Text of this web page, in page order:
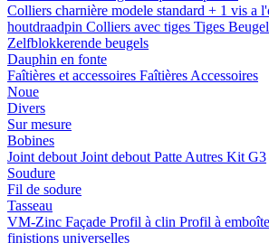
Colliers charnière modele standard + 1 vis a
houtdraadpin Colliers avec tiges Tiges
Zelfblokkerende beugels
Dauphin en fonte
Faîtières et accessoires Faîtières Accessoires
Noue
Divers
Sur mesure
Bobines
Joint debout Joint debout Patte Autres Kit G3
Soudure
Fil de sodure
Tasseau
VM-Zinc Façade Profil à clin Profil à
finistions universelles